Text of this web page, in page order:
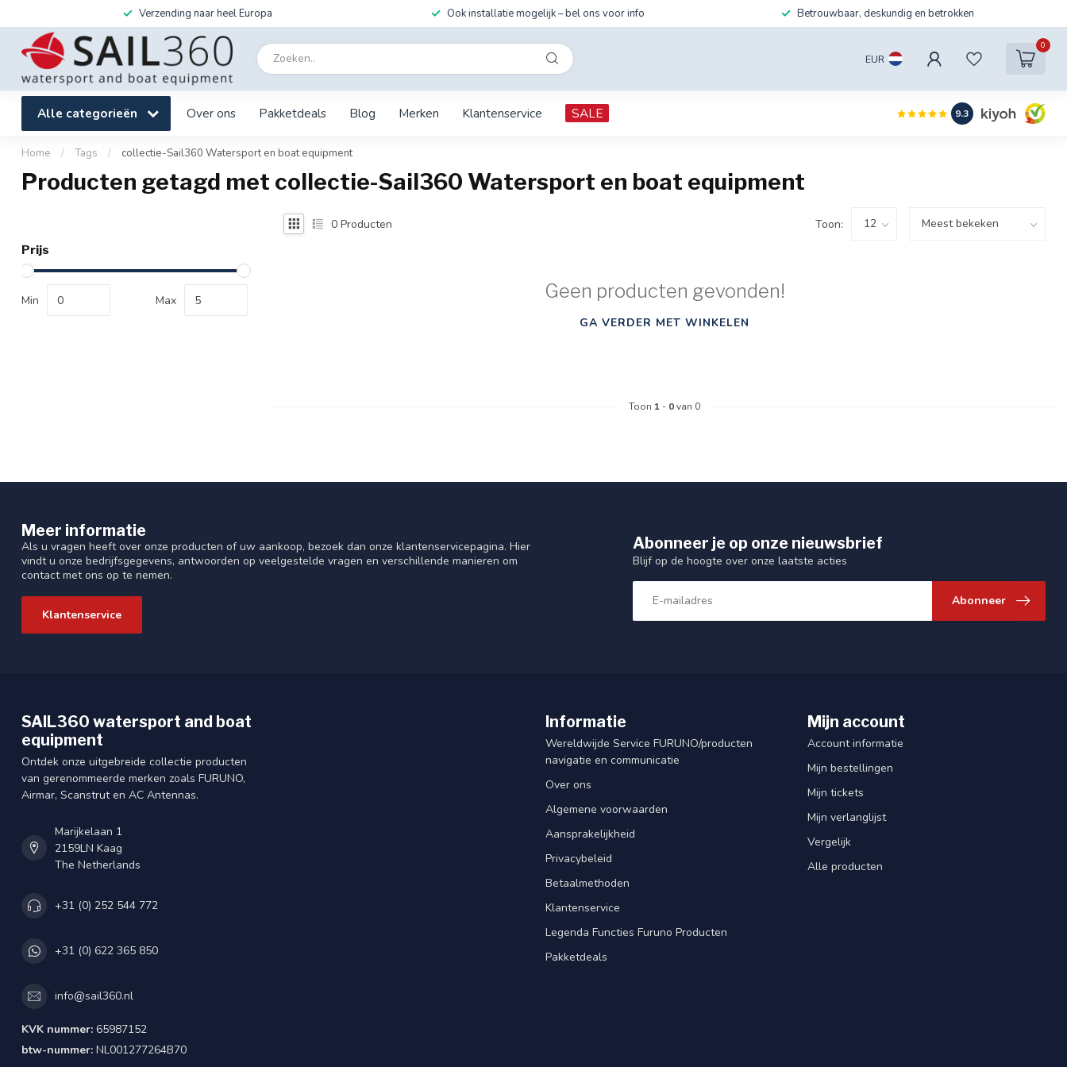
Verzending naar heel Europa Ook installatie mogelijk – bel ons voor info Betrouwbaar, deskundig en betrokken
EUR
0
Alle categorieën Over ons Pakketdeals Blog Merken Klantenservice SALE 9.3
Home / Tags / collectie-Sail360 Watersport en boat equipment
Producten getagd met collectie-Sail360 Watersport en boat equipment
Prijs
Min Max
0 Producten Toon:
Geen producten gevonden!
GA VERDER MET WINKELEN
Toon 1 - 0van 0
Meer informatie
Als u vragen heeft over onze producten of uw aankoop, bezoek dan onze klantenservicepagina. Hier
vindt u onze bedrijfsgegevens, antwoorden op veelgestelde vragen en verschillende manieren om
contact met ons op te nemen.
Klantenservice
Abonneer je op onze nieuwsbrief
Blijf op de hoogte over onze laatste acties
Abonneer
SAIL360 watersport and boat
equipment
Ontdek onze uitgebreide collectie producten
van gerenommeerde merken zoals FURUNO,
Airmar, Scanstrut en AC Antennas.
Marijkelaan 1
2159LN Kaag
The Netherlands
+31 (0) 252 544 772
+31 (0) 622 365 850
info@sail360.nl
KVK nummer: 65987152
btw-nummer: NL001277264B70
Informatie
Wereldwijde Service FURUNO/producten
navigatie en communicatie
Over ons
Algemene voorwaarden
Aansprakelijkheid
Privacybeleid
Betaalmethoden
Klantenservice
Legenda Functies Furuno Producten
Pakketdeals
Mijn account
Account informatie
Mijn bestellingen
Mijn tickets
Mijn verlanglijst
Vergelijk
Alle producten